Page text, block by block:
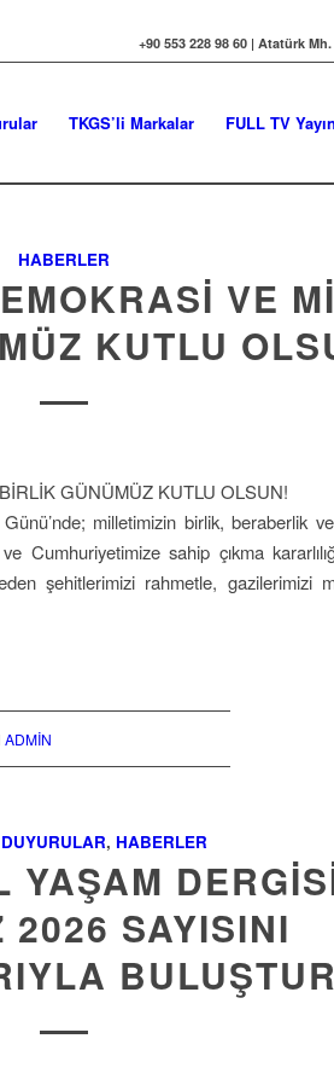
+90 553 228 98 60 | Atatürk
TKGS’li Markalar FULL TV
HABERLER
VE
KUTLU
GÜNÜMÜZ KUTLU OLSUN!
milletimizin birlik, beraberlik
sahip çıkma
şehitlerimizi rahmetle, gazilerimizi
ADMIN
DUYURULAR, HABERLER
2026 SAYISINI